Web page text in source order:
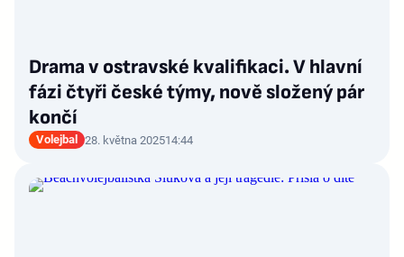
Drama v ostravské kvalifikaci. V hlavní
fázi čtyři české týmy, nově složený pár
končí
Volejbal 28. května 202514:44